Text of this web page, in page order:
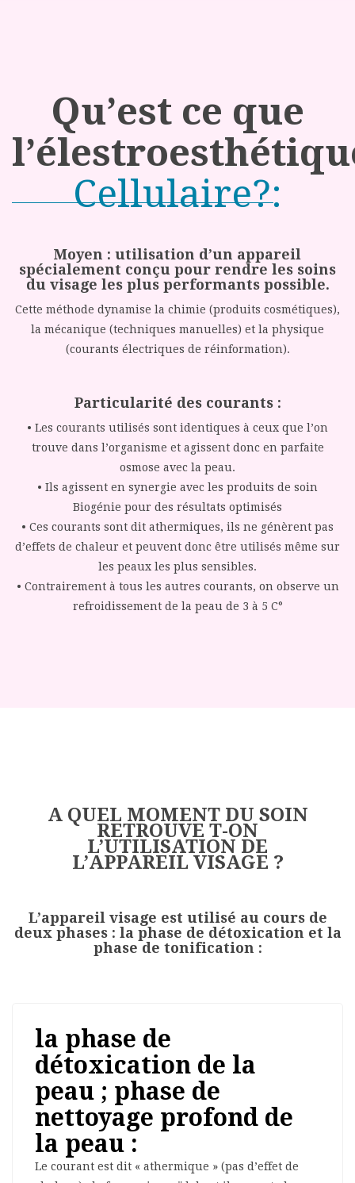
Qu’est ce que
Cellulaire?:
Moyen : utilisation d’un appareil
spécialement conçu pour rendre les soins
du visage les plus performants possible.
Cette méthode dynamise la chimie (produits cosmétiques),
la mécanique (techniques manuelles) et la physique
(courants électriques de réinformation).
Particularité des courants :
• Les courants utilisés sont identiques à ceux que l’on
trouve dans l’organisme et agissent donc en parfaite
osmose avec la peau.
• Ils agissent en synergie avec les produits de soin
Biogénie pour des résultats optimisés
• Ces courants sont dit athermiques, ils ne génèrent pas
d’effets de chaleur et peuvent donc être utilisés même sur
les peaux les plus sensibles.
• Contrairement à tous les autres courants, on observe un
refroidissement de la peau de 3 à 5 C°
A QUEL MOMENT DU SOIN
RETROUVE T-ON
L’UTILISATION DE
L’APPAREIL VISAGE ?
L’appareil visage est utilisé au cours de
deux phases : la phase de détoxication et la
phase de tonification :
la phase de
détoxication de la
peau ; phase de
nettoyage profond de
la peau :
Le courant est dit « athermique » (pas d’effet de